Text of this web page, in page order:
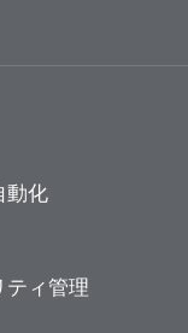
動化
ティ管理